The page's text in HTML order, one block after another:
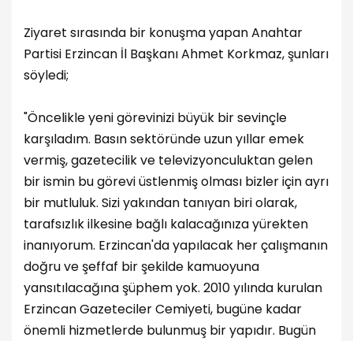
Ziyaret sırasında bir konuşma yapan Anahtar
Partisi Erzincan İl Başkanı Ahmet Korkmaz, şunları
söyledi;
"Öncelikle yeni görevinizi büyük bir sevinçle
karşıladım. Basın sektöründe uzun yıllar emek
vermiş, gazetecilik ve televizyonculuktan gelen
bir ismin bu görevi üstlenmiş olması bizler için ayrı
bir mutluluk. Sizi yakından tanıyan biri olarak,
tarafsızlık ilkesine bağlı kalacağınıza yürekten
inanıyorum. Erzincan'da yapılacak her çalışmanın
doğru ve şeffaf bir şekilde kamuoyuna
yansıtılacağına şüphem yok. 2010 yılında kurulan
Erzincan Gazeteciler Cemiyeti, bugüne kadar
önemli hizmetlerde bulunmuş bir yapıdır. Bugün